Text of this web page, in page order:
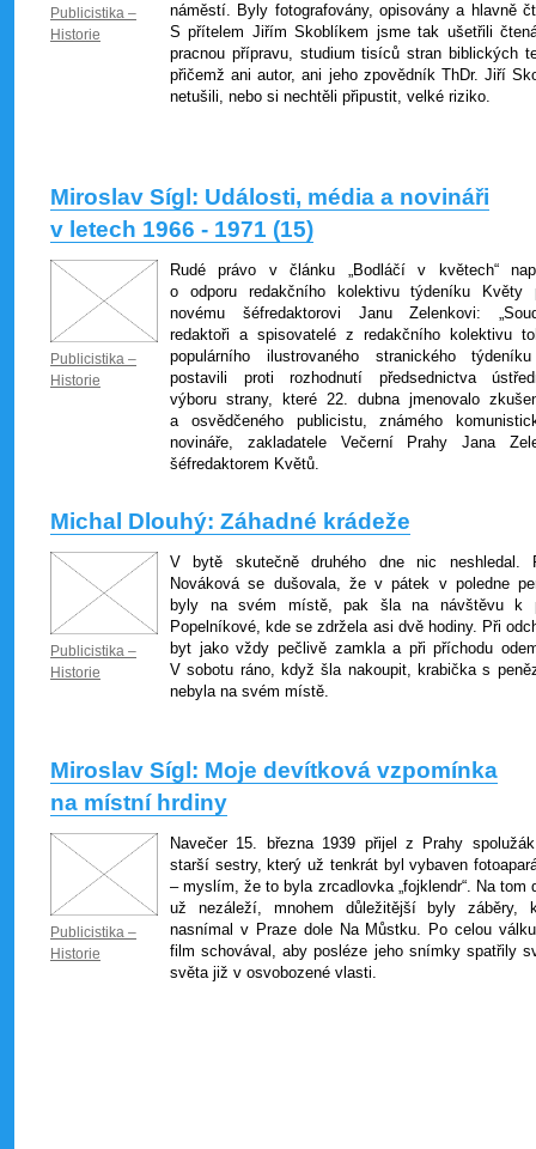
Publicistika –
Historie
náměstí. Byly fotografovány, opisovány a hlavně
S přítelem Jiřím Skoblíkem jsme tak ušetřili
pracnou přípravu, studium tisíců stran biblických
přičemž ani autor, ani jeho zpovědník ThDr. Jiří
netušili, nebo si nechtěli připustit, velké riziko.
Miroslav Sígl: Události, média a novináři
v letech 1966 - 1971 (15)
Publicistika –
Historie
Rudé právo v článku „Bodláčí v květech“
o odporu redakčního kolektivu týdeníku Květy
novému šéfredaktorovi Janu Zelenkovi:
redaktoři a spisovatelé z redakčního kolektivu
populárního ilustrovaného stranického
postavili proti rozhodnutí předsednictva
výboru strany, které 22. dubna jmenovalo
a osvědčeného publicistu, známého
novináře, zakladatele Večerní Prahy Jana
šéfredaktorem Květů.
Michal Dlouhý: Záhadné krádeže
Publicistika –
Historie
V bytě skutečně druhého dne nic neshledal.
Nováková se dušovala, že v pátek v poledne
byly na svém místě, pak šla na návštěvu k
Popelníkové, kde se zdržela asi dvě hodiny. Při
byt jako vždy pečlivě zamkla a při příchodu
V sobotu ráno, když šla nakoupit, krabička s
nebyla na svém místě.
Miroslav Sígl: Moje devítková vzpomínka
na místní hrdiny
Publicistika –
Historie
Navečer 15. března 1939 přijel z Prahy
starší sestry, který už tenkrát byl vybaven
– myslím, že to byla zrcadlovka „fojklendr“. Na tom
už nezáleží, mnohem důležitější byly záběry,
nasnímal v Praze dole Na Můstku. Po celou
film schovával, aby posléze jeho snímky spatřily
světa již v osvobozené vlasti.